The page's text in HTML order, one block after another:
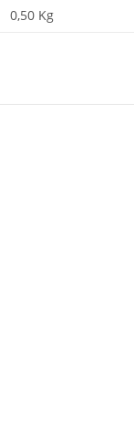
0,50 Kg